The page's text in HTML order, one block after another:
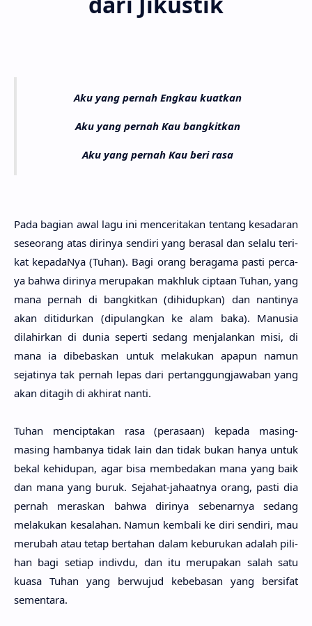
Aku yang pernah Engkau kuatkan
Aku yang pernah Kau bangkitkan
Aku yang pernah Kau beri rasa
Pada bagi­an awal lagu ini mencerita­kan ten­tang kesada­ran
seseo­rang atas diri­nya sendi­ri yang bera­sal dan sela­lu teri­
kat kepada­Nya (Tuhan). Bagi orang beraga­ma pasti perca­
ya bahwa diri­nya merupa­kan makh­luk cipta­an Tuhan, yang
mana per­nah di bangkit­kan (dihidup­kan) dan nanti­nya
akan ditidur­kan (dipulang­kan ke alam baka). Manu­sia
dilahir­kan di dunia seper­ti sedang menjalan­kan misi, di
mana ia dibebas­kan untuk melaku­kan apa­pun namun
sejati­nya tak per­nah lepas dari pertanggungjawa­ban yang
akan dita­gih di akhi­rat nanti.
Tuhan mencipta­kan rasa (perasa­an) kepa­da masing-
masing hamba­nya tidak lain dan tidak bukan hanya untuk
bekal kehidu­pan, agar bisa membeda­kan mana yang baik
dan mana yang buruk. Seja­hat-jahaat­nya orang, pasti dia
per­nah meras­kan bahwa diri­nya sebenar­nya sedang
melaku­kan kesala­han. Namun kemba­li ke diri sendi­ri, mau
meru­bah atau tetap berta­han dalam keburu­kan ada­lah pili­
han bagi seti­ap indiv­du, dan itu merupa­kan salah satu
kuasa Tuhan yang berwu­jud kebeba­san yang bersi­fat
sementa­ra.